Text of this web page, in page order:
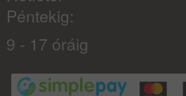
Péntekig:
9 - 17 óráig